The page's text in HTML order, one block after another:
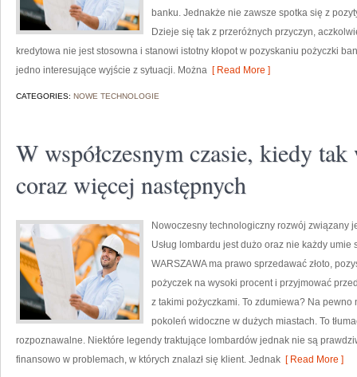
banku. Jednakże nie zawsze spotka się z
Dzieje się tak z przeróżnych przyczyn,
kredytowa nie jest stosowna i stanowi istotny kłopot w pozyskaniu pożyczki
jedno interesujące wyjście z sytuacji. Można [ Read More ]
CATEGORIES: NOWE TECHNOLOGIE
W współczesnym czasie, kiedy tak
coraz więcej następnych
Nowoczesny technologiczny rozwój związany
Usług lombardu jest dużo oraz nie każdy
WARSZAWA ma prawo sprzedawać złoto,
pożyczek na wysoki procent i przyjmować
z takimi pożyczkami. To zdumiewa? Na
pokoleń widoczne w dużych miastach. To
rozpoznawalne. Niektóre legendy traktujące lombardów jednak nie są
finansowo w problemach, w których znalazł się klient. Jednak [ Read More ]